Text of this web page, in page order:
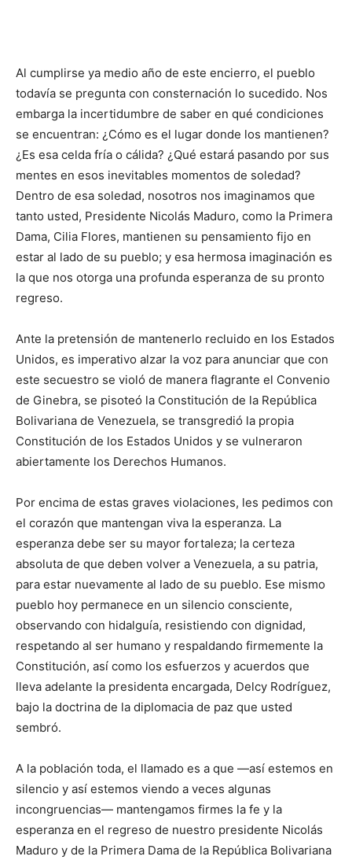
​Al cumplirse ya medio año de este encierro, el pueblo
todavía se pregunta con consternación lo sucedido. Nos
embarga la incertidumbre de saber en qué condiciones
se encuentran: ¿Cómo es el lugar donde los mantienen?
¿Es esa celda fría o cálida? ¿Qué estará pasando por sus
mentes en esos inevitables momentos de soledad?
Dentro de esa soledad, nosotros nos imaginamos que
tanto usted, Presidente Nicolás Maduro, como la Primera
Dama, Cilia Flores, mantienen su pensamiento fijo en
estar al lado de su pueblo; y esa hermosa imaginación es
la que nos otorga una profunda esperanza de su pronto
regreso.
​Ante la pretensión de mantenerlo recluido en los Estados
Unidos, es imperativo alzar la voz para anunciar que con
este secuestro se violó de manera flagrante el Convenio
de Ginebra, se pisoteó la Constitución de la República
Bolivariana de Venezuela, se transgredió la propia
Constitución de los Estados Unidos y se vulneraron
abiertamente los Derechos Humanos.
​Por encima de estas graves violaciones, les pedimos con
el corazón que mantengan viva la esperanza. La
esperanza debe ser su mayor fortaleza; la certeza
absoluta de que deben volver a Venezuela, a su patria,
para estar nuevamente al lado de su pueblo. Ese mismo
pueblo hoy permanece en un silencio consciente,
observando con hidalguía, resistiendo con dignidad,
respetando al ser humano y respaldando firmemente la
Constitución, así como los esfuerzos y acuerdos que
lleva adelante la presidenta encargada, Delcy Rodríguez,
bajo la doctrina de la diplomacia de paz que usted
sembró.
​A la población toda, el llamado es a que —así estemos en
silencio y así estemos viendo a veces algunas
incongruencias— mantengamos firmes la fe y la
esperanza en el regreso de nuestro presidente Nicolás
Maduro y de la Primera Dama de la República Bolivariana